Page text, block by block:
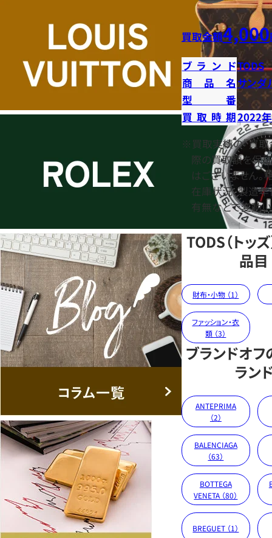
買取金額4,000
ブランドTODS
商品名サンダ
型番
買取時期2022
※買取実績の『買取
際の買取額を保
はございません。
在庫状況、製造
有無などで変動い
TODS（トッ
品目
財布・小物 （1）
ファッション・衣
類 （3）
ブランドオ
ラン
ANTEPRIMA
（2）
BALENCIAGA
（63）
BOTTEGA
VENETA （80）
BREGUET （1）